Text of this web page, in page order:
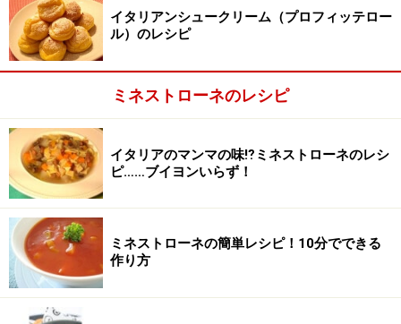
イタリアンシュークリーム（プロフィッテロー
ル）のレシピ
ミネストローネのレシピ
イタリアのマンマの味⁉ミネストローネのレシ
ピ……ブイヨンいらず！
ミネストローネの簡単レシピ！10分でできる
作り方